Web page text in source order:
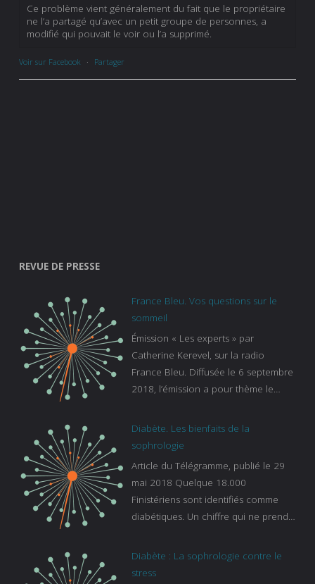
Ce problème vient généralement du fait que le propriétaire
ne l’a partagé qu’avec un petit groupe de personnes, a
modifié qui pouvait le voir ou l’a supprimé.
Voir sur Facebook · Partager
REVUE DE PRESSE
France Bleu. Vos questions sur le
sommeil
Émission « Les experts » par
Catherine Kerevel, sur la radio
France Bleu. Diffusée le 6 septembre
2018, l’émission a pour thème le
bleu :
https://www.francebleu.fr/emissions/l
sur-le-sommeil
Diabète. Les bienfaits de la
sophrologie
Article du Télégramme, publié le 29
mai 2018 Quelque 18.000
Finistériens sont identifiés comme
diabétiques. Un chiffre qui ne prend
s’ignorent. « C’est une pathologie qui
continue à augmenter, souligne
Diabète : La sophrologie contre le
stress